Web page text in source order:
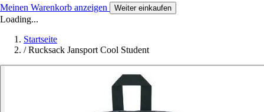
Meinen Warenkorb anzeigen Weiter einkaufen
Loading...
Startseite
/ Rucksack Jansport Cool Student